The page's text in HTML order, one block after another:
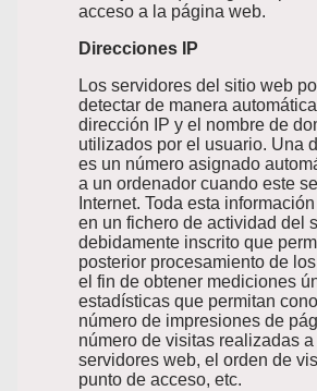
acceso a la página web.
Direcciones IP
Los servidores del sitio web
detectar de manera
dirección IP y el nombre de
utilizados por el usuario. Una
es un número asignado
a un ordenador cuando este
Internet. Toda esta
en un fichero de actividad del
debidamente inscrito que
posterior procesamiento de
el fin de obtener mediciones
estadísticas que permitan
número de impresiones de
número de visitas realizadas
servidores web, el orden de
punto de acceso, etc.